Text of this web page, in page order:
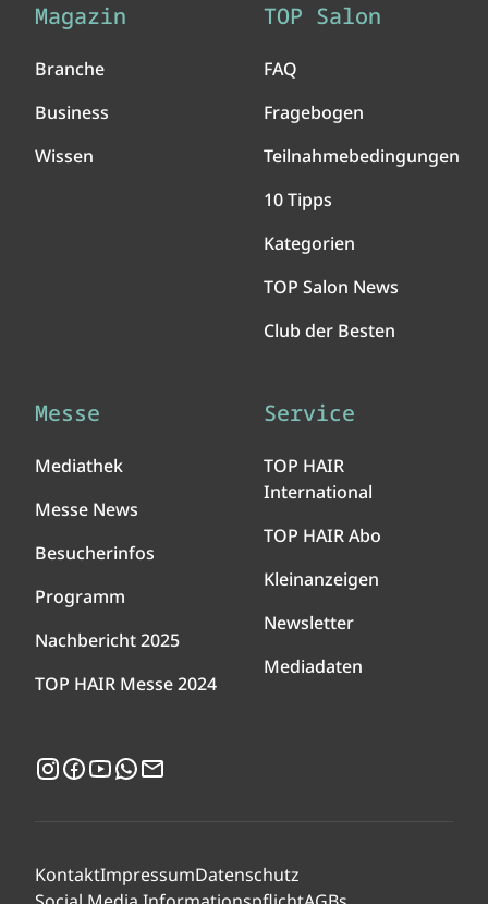
Magazin
Branche
Business
Wissen
TOP Salon
FAQ
Fragebogen
Teilnahmebedingungen
10 Tipps
Kategorien
TOP Salon News
Club der Besten
Messe
Mediathek
Messe News
Besucherinfos
Programm
Nachbericht 2025
TOP HAIR Messe 2024
Service
TOP HAIR
International
TOP HAIR Abo
Kleinanzeigen
Newsletter
Mediadaten
Instagram
Facebook
YouTubeWhatsApp
KontaktImpressumDatenschutz